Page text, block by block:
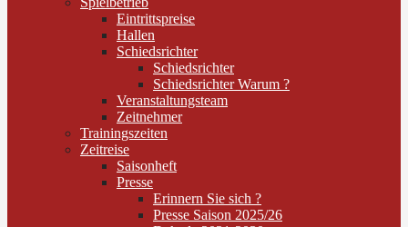
Eintrittspreise
Hallen
Schiedsrichter
Schiedsrichter
Schiedsrichter Warum ?
Veranstaltungsteam
Zeitnehmer
Trainingszeiten
Zeitreise
Saisonheft
Presse
Erinnern Sie sich ?
Presse Saison 2025/26